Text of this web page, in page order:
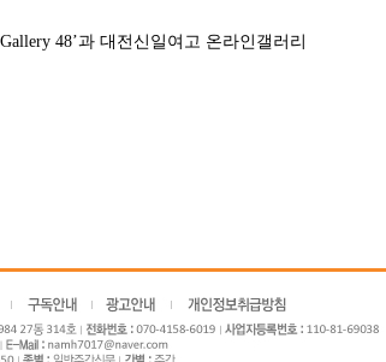
48’과 대전신일여고 온라인갤러리